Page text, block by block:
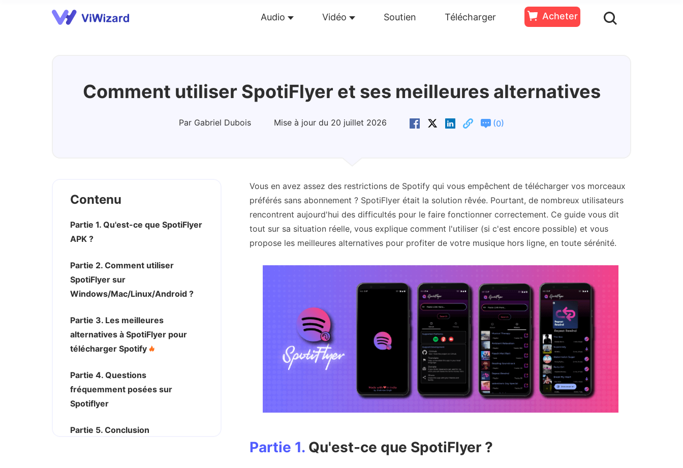
Audio Vidéo Soutien Télécharger Acheter
Essai
Acheter
Comment utiliser SpotiFlyer et ses meilleures alternatives
Par Gabriel Dubois Mise à jour du 20 juillet 2026 (0)
Contenu
Partie 1. Qu'est-ce que SpotiFlyer
APK ?
Partie 2. Comment utiliser
SpotiFlyer sur
Windows/Mac/Linux/Android ?
Partie 3. Les meilleures
alternatives à SpotiFlyer pour
télécharger Spotify
Partie 4. Questions
fréquemment posées sur
Spotiflyer
Partie 5. Conclusion
Vous en avez assez des restrictions de Spotify qui vous empêchent de télécharger vos morceaux
préférés sans abonnement ? SpotiFlyer était la solution rêvée. Pourtant, de nombreux utilisateurs
rencontrent aujourd'hui des difficultés pour le faire fonctionner correctement. Ce guide vous dit
tout sur sa situation réelle, vous explique comment l'utiliser (si c'est encore possible) et vous
propose les meilleures alternatives pour profiter de votre musique hors ligne, en toute sérénité.
Partie 1. Qu'est-ce que SpotiFlyer ?